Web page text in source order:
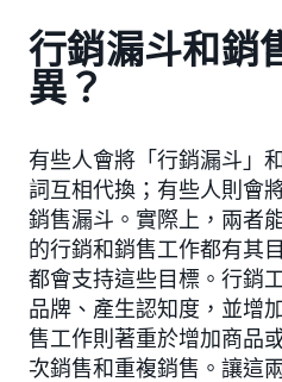
行銷漏斗和銷
異？
有些人會將「行銷漏斗」
詞互相代換；有些人則會
銷售漏斗。實際上，兩者
的行銷和銷售工作都有其
都會支持這些目標。行銷
品牌、產生認知度，並增
售工作則著重於增加商品
次銷售和重複銷售。讓這